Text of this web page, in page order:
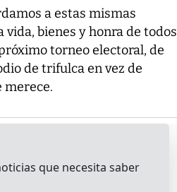
a estas mismas
bienes y honra de todos
torneo electoral, de
de trifulca en vez de
merece.